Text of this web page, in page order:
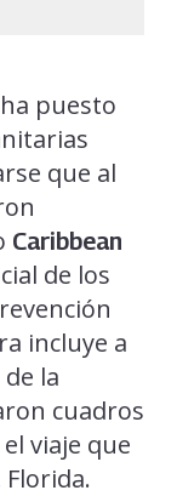
ha puesto
que al
Caribbean
de los
incluye a
la
cuadros
viaje que